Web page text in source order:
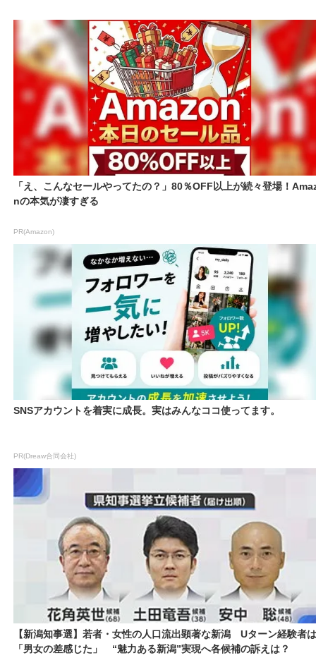
「え、こんなセールやってたの？」80％OFF以上が続々登場！
nの本気が凄すぎる
PR(Amazon)
SNSアカウントを着実に成長。実はみんなココ使ってます。
PR(Dreaw合同会社)
【新潟知事選】若者・女性の人口流出顕著な新潟 Uターン経験者
「男女の差感じた」 “魅力ある新潟”実現へ各候補の訴えは？